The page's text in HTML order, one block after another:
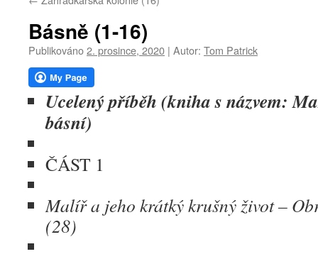
webu
Básně (1-16)
Publikováno2. prosince, 2020 | Autor: Tom Patrick
Ucelený příběh (kniha s názvem:
básní)
ČÁST 1
Malíř a jeho krátký krušný život –
(28)